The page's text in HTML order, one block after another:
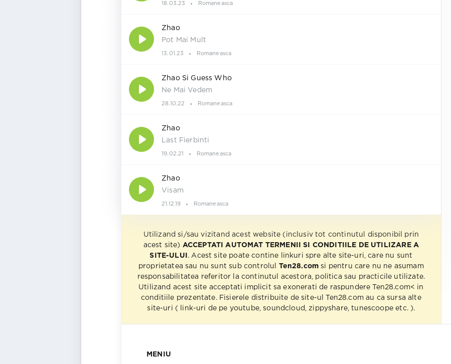
18.03.23 Romaneasca
Zhao
Pot Mai Mult
13.01.23 Romaneasca
Zhao Si Guess Who
Ne Mai Vedem
28.10.22 Romaneasca
Zhao
Last Fierbinti
19.02.21 Romaneasca
Zhao
Visam
21.12.19 Romaneasca
Utilizand si/sau vizitand acest website (inclusiv tot continutul disponibil prin
acest site) ACCEPTATI AUTOMAT TERMENII SI CONDITIILE DE UTILIZARE A
SITE-ULUI . Acest site poate contine linkuri spre alte site-uri, care nu sunt
proprietatea sau nu sunt sub controlul
Ten28.com si pentru care nu ne asumam
responsabilitatea referitor la continutul acestora, politica sau practicile utilizate.
Utilizand acest site acceptati implicit sa exonerati de raspundere Ten28.com< in
conditiile prezentate. Fisierele distribuite de site-ul Ten28.com au ca sursa alte
site-uri ( link-uri de pe youtube, soundcloud, zippyshare, tunescoope etc. ).
MENIU